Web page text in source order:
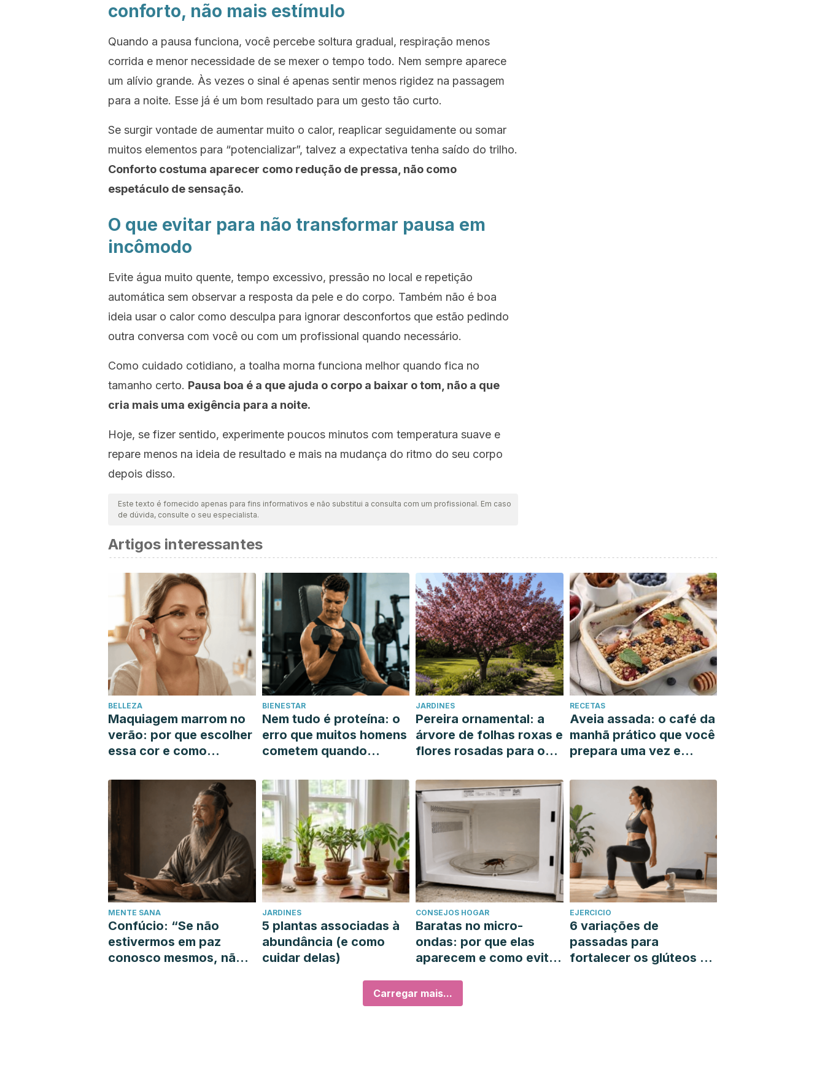
conforto, não mais estímulo
Quando a pausa funciona, você percebe soltura gradual, respiração menos
corrida e menor necessidade de se mexer o tempo todo. Nem sempre aparece
um alívio grande. Às vezes o sinal é apenas sentir menos rigidez na passagem
para a noite. Esse já é um bom resultado para um gesto tão curto.
Se surgir vontade de aumentar muito o calor, reaplicar seguidamente ou somar
muitos elementos para “potencializar”, talvez a expectativa tenha saído do trilho.
Conforto costuma aparecer como redução de pressa, não como
espetáculo de sensação.
O que evitar para não transformar pausa em
incômodo
Evite água muito quente, tempo excessivo, pressão no local e repetição
automática sem observar a resposta da pele e do corpo. Também não é boa
ideia usar o calor como desculpa para ignorar desconfortos que estão pedindo
outra conversa com você ou com um profissional quando necessário.
Como cuidado cotidiano, a toalha morna funciona melhor quando fica no
tamanho certo. Pausa boa é a que ajuda o corpo a baixar o tom, não a que
cria mais uma exigência para a noite.
Hoje, se fizer sentido, experimente poucos minutos com temperatura suave e
repare menos na ideia de resultado e mais na mudança do ritmo do seu corpo
depois disso.
Este texto é fornecido apenas para fins informativos e não substitui a consulta com um profissional. Em caso
de dúvida, consulte o seu especialista.
Artigos interessantes
BELLEZA
Maquiagem marrom no
verão: por que escolher
essa cor e como
mais combina com você
BIENESTAR
Nem tudo é proteína: o
erro que muitos homens
cometem quando
muscular
JARDINES
Pereira ornamental: a
árvore de folhas roxas e
flores rosadas para o
RECETAS
Aveia assada: o café da
manhã prático que você
prepara uma vez e
semana
MENTE SANA
Confúcio: “Se não
estivermos em paz
conosco mesmos, não
JARDINES
5 plantas associadas à
abundância (e como
cuidar delas)
CONSEJOS HOGAR
Baratas no micro-
ondas: por que elas
aparecem e como evitá-
EJERCICIO
6 variações de
passadas para
fortalecer os glúteos e
Carregar mais...